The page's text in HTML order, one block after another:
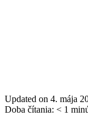
Updated on 4. mája
Doba čítania: < 1